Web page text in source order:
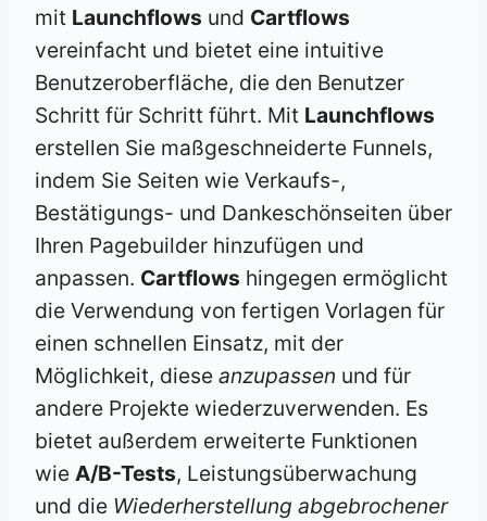
mit Launchflows und Cartflows
vereinfacht und bietet eine intuitive
Benutzeroberfläche, die den Benutzer
Schritt für Schritt führt. Mit Launchflows
erstellen Sie maßgeschneiderte Funnels,
indem Sie Seiten wie Verkaufs-,
Bestätigungs- und Dankeschönseiten über
Ihren Pagebuilder hinzufügen und
anpassen. Cartflows hingegen ermöglicht
die Verwendung von fertigen Vorlagen für
einen schnellen Einsatz, mit der
Möglichkeit, diese anzupassen und für
andere Projekte wiederzuverwenden. Es
bietet außerdem erweiterte Funktionen
wie A/B-Tests, Leistungsüberwachung
und die Wiederherstellung abgebrochener